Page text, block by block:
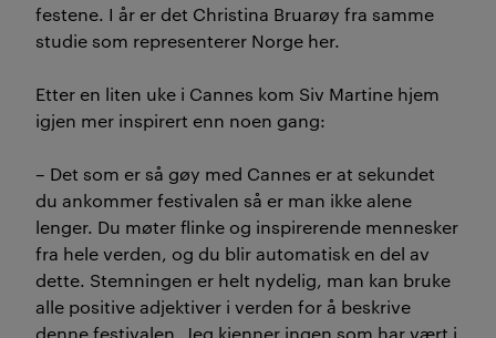
festene. I år er det Christina Bruarøy fra samme
studie som representerer Norge her.
Etter en liten uke i Cannes kom Siv Martine hjem
igjen mer inspirert enn noen gang:
– Det som er så gøy med Cannes er at sekundet
du ankommer festivalen så er man ikke alene
lenger. Du møter flinke og inspirerende mennesker
fra hele verden, og du blir automatisk en del av
dette. Stemningen er helt nydelig, man kan bruke
alle positive adjektiver i verden for å beskrive
denne festivalen. Jeg kjenner ingen som har vært i